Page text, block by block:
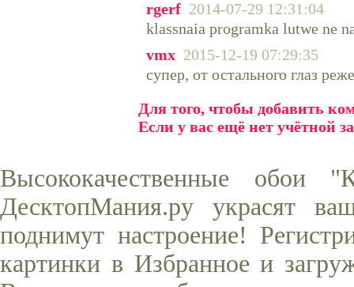
rgerf 2014-07-29 12:31:04
klassnaia programka lutwe ne
vmx 2015-12-19 07:29:35
супер, от остального глаз
Для того, чтобы добавить
Если у вас ещё нет учётной
Высококачественные
ДесктопМания.ру украсят
поднимут настроение!
картинки в Избранное и